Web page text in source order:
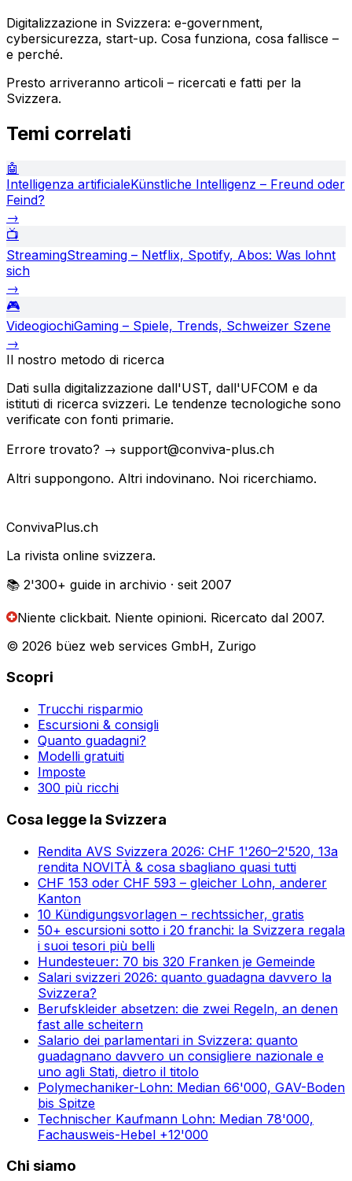
Digitalizzazione in Svizzera: e-government,
cybersicurezza, start-up. Cosa funziona, cosa fallisce –
e perché.
Presto arriveranno articoli – ricercati e fatti per la
Svizzera.
Temi correlati
🤖
Intelligenza artificialeKünstliche Intelligenz – Freund oder
Feind?
→
📺
StreamingStreaming – Netflix, Spotify, Abos: Was lohnt
sich
→
🎮
VideogiochiGaming – Spiele, Trends, Schweizer Szene
→
Il nostro metodo di ricerca
Dati sulla digitalizzazione dall'UST, dall'UFCOM e da
istituti di ricerca svizzeri. Le tendenze tecnologiche sono
verificate con fonti primarie.
Errore trovato? → support@conviva-plus.ch
Altri suppongono. Altri indovinano. Noi ricerchiamo.
ConvivaPlus.ch
La rivista online svizzera.
📚 2'300+ guide in archivio · seit 2007
Niente clickbait. Niente opinioni. Ricercato dal 2007.
© 2026 büez web services GmbH, Zurigo
Scopri
Trucchi risparmio
Escursioni & consigli
Quanto guadagni?
Modelli gratuiti
Imposte
300 più ricchi
Cosa legge la Svizzera
Rendita AVS Svizzera 2026: CHF 1'260–2'520, 13a
rendita NOVITÀ & cosa sbagliano quasi tutti
CHF 153 oder CHF 593 – gleicher Lohn, anderer
Kanton
10 Kündigungsvorlagen – rechtssicher, gratis
50+ escursioni sotto i 20 franchi: la Svizzera regala
i suoi tesori più belli
Hundesteuer: 70 bis 320 Franken je Gemeinde
Salari svizzeri 2026: quanto guadagna davvero la
Svizzera?
Berufskleider absetzen: die zwei Regeln, an denen
fast alle scheitern
Salario dei parlamentari in Svizzera: quanto
guadagnano davvero un consigliere nazionale e
uno agli Stati, dietro il titolo
Polymechaniker-Lohn: Median 66'000, GAV-Boden
bis Spitze
Technischer Kaufmann Lohn: Median 78'000,
Fachausweis-Hebel +12'000
Chi siamo